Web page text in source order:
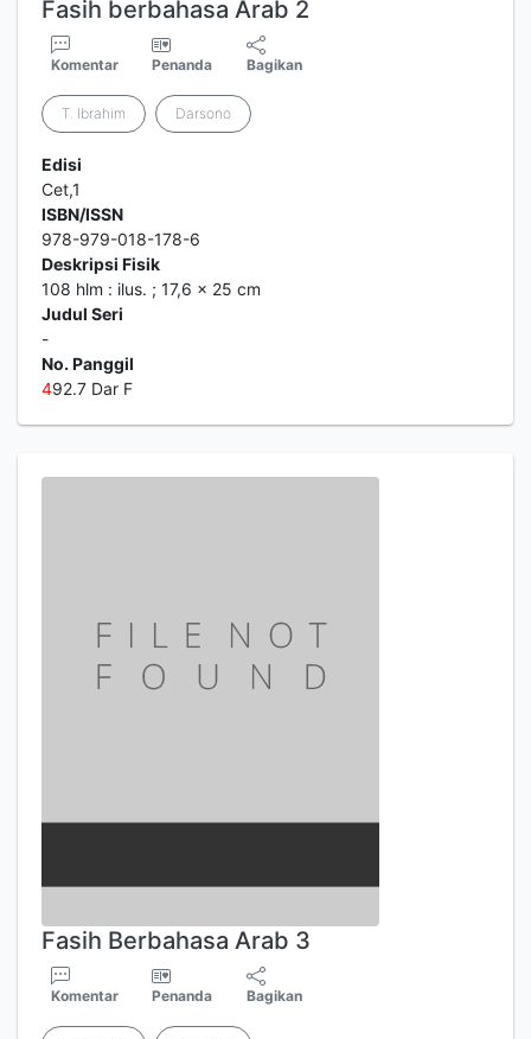
Fasih berbahasa Arab 2
Komentar Penanda Bagikan
T. Ibrahim Darsono
Edisi
Cet,1
ISBN/ISSN
978-979-018-178-6
Deskripsi Fisik
108 hlm : ilus. ; 17,6 x 25 cm
Judul Seri
-
No. Panggil
492.7 Dar F
Fasih Berbahasa Arab 3
Komentar Penanda Bagikan